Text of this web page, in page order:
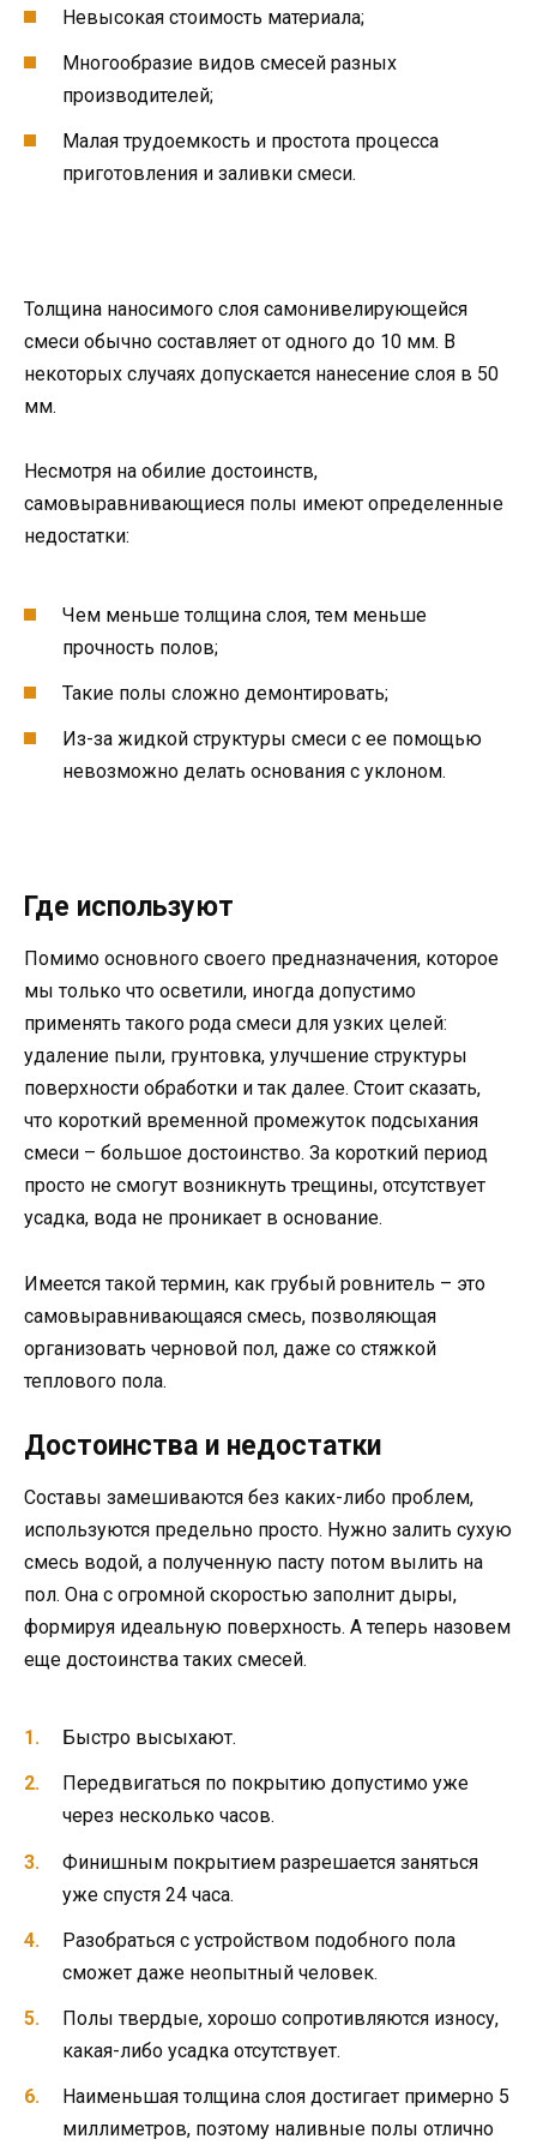
Невысокая стоимость материала;
Многообразие видов смесей разных
производителей;
Малая трудоемкость и простота процесса
приготовления и заливки смеси.
Толщина наносимого слоя самонивелирующейся
смеси обычно составляет от одного до 10 мм. В
некоторых случаях допускается нанесение слоя в 50
мм.
Несмотря на обилие достоинств,
самовыравнивающиеся полы имеют определенные
недостатки:
Чем меньше толщина слоя, тем меньше
прочность полов;
Такие полы сложно демонтировать;
Из-за жидкой структуры смеси с ее помощью
невозможно делать основания с уклоном.
Где используют
Помимо основного своего предназначения, которое
мы только что осветили, иногда допустимо
применять такого рода смеси для узких целей:
удаление пыли, грунтовка, улучшение структуры
поверхности обработки и так далее. Стоит сказать,
что короткий временной промежуток подсыхания
смеси – большое достоинство. За короткий период
просто не смогут возникнуть трещины, отсутствует
усадка, вода не проникает в основание.
Имеется такой термин, как грубый ровнитель – это
самовыравнивающаяся смесь, позволяющая
организовать черновой пол, даже со стяжкой
теплового пола.
Достоинства и недостатки
Составы замешиваются без каких-либо проблем,
используются предельно просто. Нужно залить сухую
смесь водой, а полученную пасту потом вылить на
пол. Она с огромной скоростью заполнит дыры,
формируя идеальную поверхность. А теперь назовем
еще достоинства таких смесей.
Быстро высыхают.
Передвигаться по покрытию допустимо уже
через несколько часов.
Финишным покрытием разрешается заняться
уже спустя 24 часа.
Разобраться с устройством подобного пола
сможет даже неопытный человек.
Полы твердые, хорошо сопротивляются износу,
какая-либо усадка отсутствует.
Наименьшая толщина слоя достигает примерно 5
миллиметров, поэтому наливные полы отлично